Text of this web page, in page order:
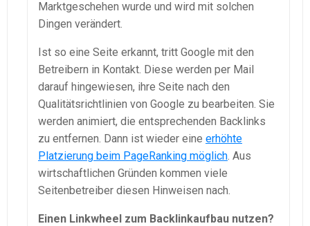
Marktgeschehen wurde und wird mit solchen
Dingen verändert.
Ist so eine Seite erkannt, tritt Google mit den
Betreibern in Kontakt. Diese werden per Mail
darauf hingewiesen, ihre Seite nach den
Qualitätsrichtlinien von Google zu bearbeiten. Sie
werden animiert, die entsprechenden Backlinks
zu entfernen. Dann ist wieder eine erhöhte
Platzierung beim PageRanking möglich. Aus
wirtschaftlichen Gründen kommen viele
Seitenbetreiber diesen Hinweisen nach.
Einen Linkwheel zum Backlinkaufbau nutzen?